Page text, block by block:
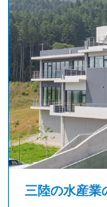
三陸の水産業